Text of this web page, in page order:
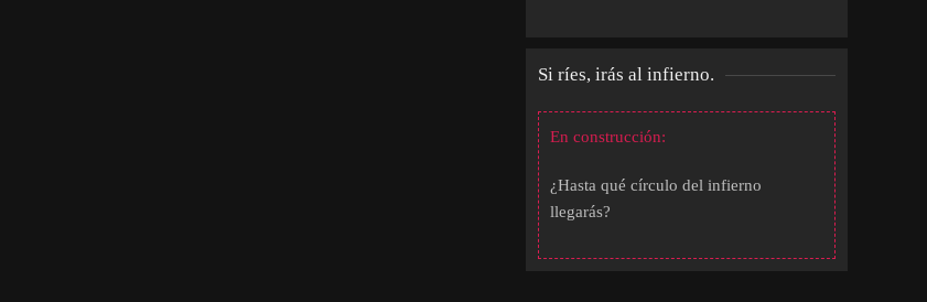
Si ríes, irás al infierno.
En construcción:
¿Hasta qué círculo del infierno
llegarás?